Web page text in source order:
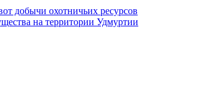
добычи охотничьих ресурсов
на территории Удмуртии